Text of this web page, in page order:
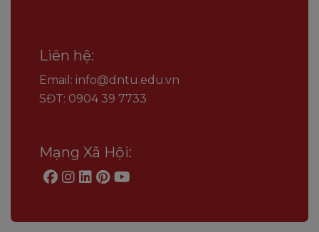
Liên hệ:
Email: info@dntu.edu.vn
SĐT: 0904 39 7733
Mạng Xã Hội: